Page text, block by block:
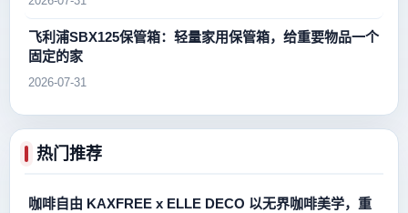
飞利浦SBX125保管箱：轻量家用保管箱，给重要物品一个
固定的家
2026-07-31
热门推荐
咖啡自由 KAXFREE x ELLE DECO 以无界咖啡美学，重